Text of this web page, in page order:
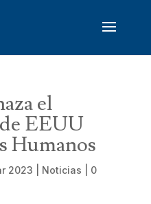
el
EEUU
Humanos
2023 Noticias
0